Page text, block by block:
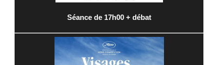
Séance de 17h00 + débat